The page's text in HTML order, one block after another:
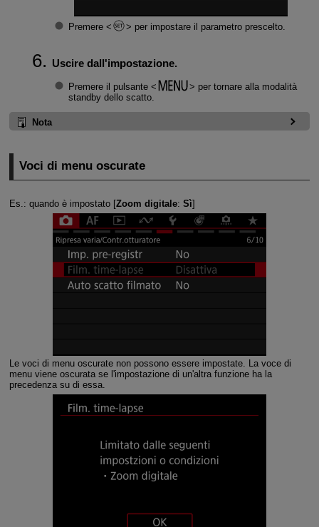
Premere per impostare il parametro prescelto.
Uscire dall'impostazione.
Premere il pulsante
per tornare alla modalità
standby dello scatto.
Nota
Voci di menu oscurate
Es.: quando è impostato [Zoom digitale: Sì]
Le voci di menu oscurate non possono essere impostate. La voce di
menu viene oscurata se l'impostazione di un'altra funzione ha la
precedenza su di essa.